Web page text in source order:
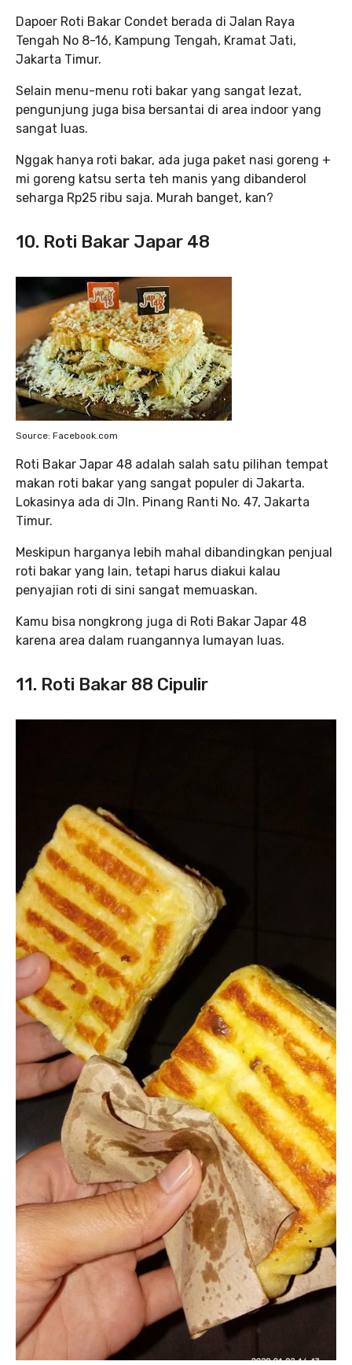
Dapoer Roti Bakar Condet berada di Jalan Raya
Tengah No 8-16, Kampung Tengah, Kramat Jati,
Jakarta Timur.
Selain menu-menu roti bakar yang sangat lezat,
pengunjung juga bisa bersantai di area indoor yang
sangat luas.
Nggak hanya roti bakar, ada juga paket nasi goreng +
mi goreng katsu serta teh manis yang dibanderol
seharga Rp25 ribu saja. Murah banget, kan?
10. Roti Bakar Japar 48
Source: Facebook.com
Roti Bakar Japar 48 adalah salah satu pilihan tempat
makan roti bakar yang sangat populer di Jakarta.
Lokasinya ada di Jln. Pinang Ranti No. 47, Jakarta
Timur.
Meskipun harganya lebih mahal dibandingkan penjual
roti bakar yang lain, tetapi harus diakui kalau
penyajian roti di sini sangat memuaskan.
Kamu bisa nongkrong juga di Roti Bakar Japar 48
karena area dalam ruangannya lumayan luas.
11. Roti Bakar 88 Cipulir